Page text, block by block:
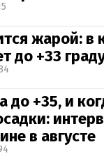
жарой: в
до +33
до +35, и
в августе